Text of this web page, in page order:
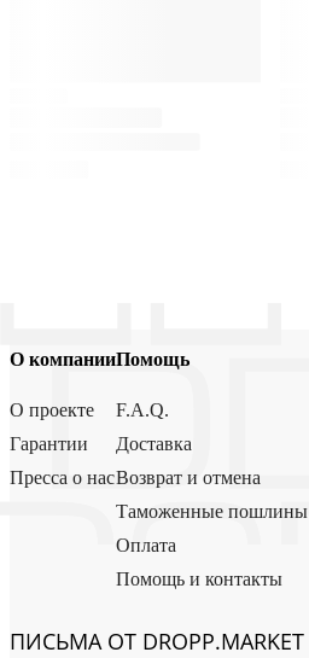
О компании
О проекте
Гарантии
Пресса о нас
Помощь
F.A.Q.
Доставка
Возврат и отмена
Таможенные пошлины
Оплата
Помощь и контакты
ПИСЬМА ОТ DROPP.MARKET